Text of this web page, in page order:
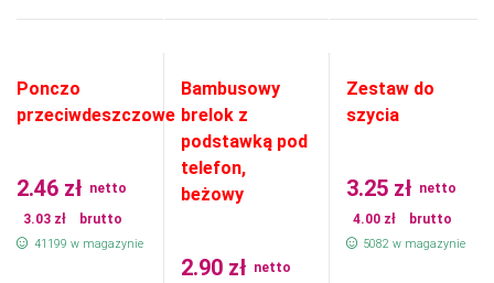
Ponczo
przeciwdeszczowe
2.46 zł netto
3.03 zł brutto
41199 w magazynie
Bambusowy
brelok z
podstawką pod
telefon,
beżowy
2.90 zł netto
Zestaw do
szycia
3.25 zł netto
4.00 zł brutto
5082 w magazynie